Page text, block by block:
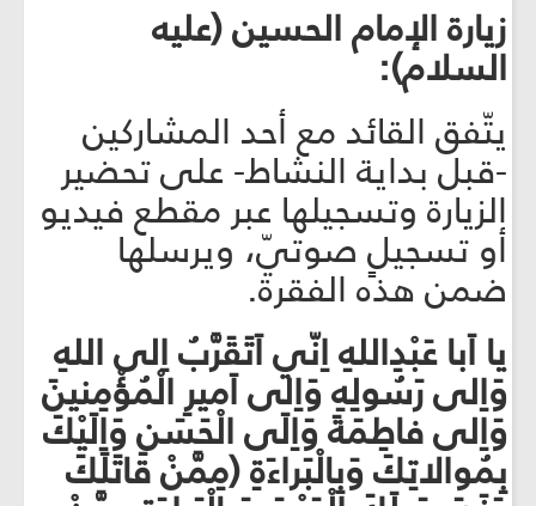
زيارة الإمام الحسين (عليه
السلام):
يتّفق القائد مع أحد المشاركين
-قبل بداية النشاط- على تحضير
الزيارة وتسجيلها عبر مقطع فيديو
أو تسجيلٍ صوتيّ، ويرسلها
ضمن هذه الفقرة.
يا اَبا عَبْدِاللهِ اِنّي اَتَقَرَّبُ اِلى اللهِ
وَاِلى رَسُولِهِ وَاِلى اَميرِ الْمُؤْمِنينَ
وَاِلى فاطِمَةَ وَاِلَى الْحَسَنِ وَاِلَيْكَ
بِمُوالاتِكَ وَبِالْبَراءَةِ (مِمَّنْ قاتَلَكَ